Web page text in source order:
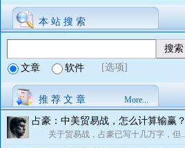
本 站 搜 索
文章 软件 [选项]
推 荐 文 章 More...
占豪：中美贸易战，怎么计算输赢？
关于贸易战，占豪已写十几万字，但..